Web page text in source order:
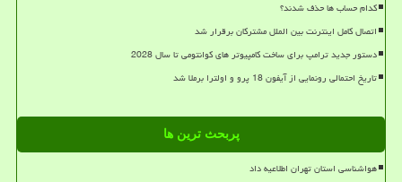
کدام حساب ها حذف شدند؟
اتصال کامل اینترنت بین الملل مشترکان برقرار شد
دستور جدید ترامپ برای ساخت کامپیوتر های کوانتومی تا سال 2028
تاریخ احتمالی رونمایی از آیفون 18 پرو و اولترا برملا شد
پربحث ترین ها
هواشناسی استان تهران اطلاعیه داد